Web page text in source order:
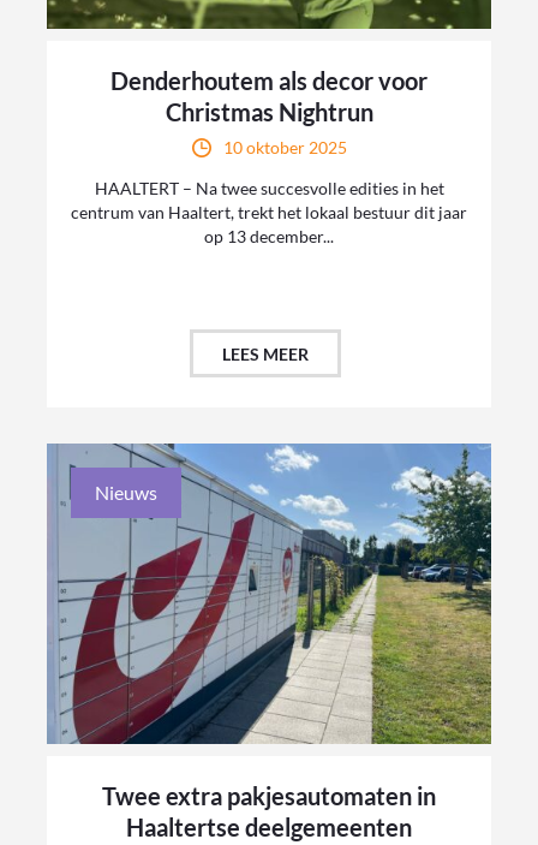
Denderhoutem als decor voor
Christmas Nightrun
10 oktober 2025
HAALTERT – Na twee succesvolle edities in het
centrum van Haaltert, trekt het lokaal bestuur dit jaar
op 13 december...
LEES MEER
Nieuws
Twee extra pakjesautomaten in
Haaltertse deelgemeenten